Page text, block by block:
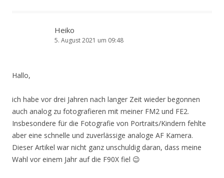
Heiko
5. August 2021 um 09:48
Hallo,
ich habe vor drei Jahren nach langer Zeit wieder begonnen
auch analog zu fotografieren mit meiner FM2 und FE2.
Insbesondere für die Fotografie von Portraits/Kindern fehlte
aber eine schnelle und zuverlässige analoge AF Kamera.
Dieser Artikel war nicht ganz unschuldig daran, dass meine
Wahl vor einem Jahr auf die F90X fiel 😉